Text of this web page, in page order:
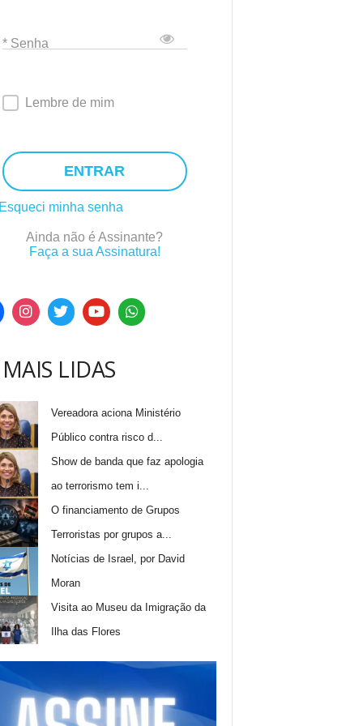
* Senha
Lembre de mim
ENTRAR
minha senha
Ainda não é Assinante?
Faça a sua Assinatura!
LIDAS
Vereadora aciona Ministério
Público contra risco d...
Show de banda que faz apologia
ao terrorismo tem i...
O financiamento de Grupos
Terroristas por grupos a...
Notícias de Israel, por David
Moran
Visita ao Museu da Imigração da
Ilha das Flores